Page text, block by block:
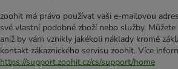
zoohit má právo používat vaši e-mailovou
své vlastní podobné zboží nebo služby.
aniž by vám vznikly jakékoli náklady kromě
kontakt zákaznického servisu zoohit. Více
https://support.zoohit.cz/cs/support/home